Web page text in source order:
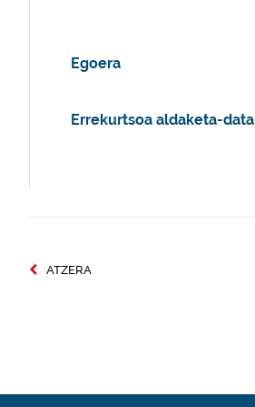
Egoera
Errekurtsoa aldaketa-data
ATZERA